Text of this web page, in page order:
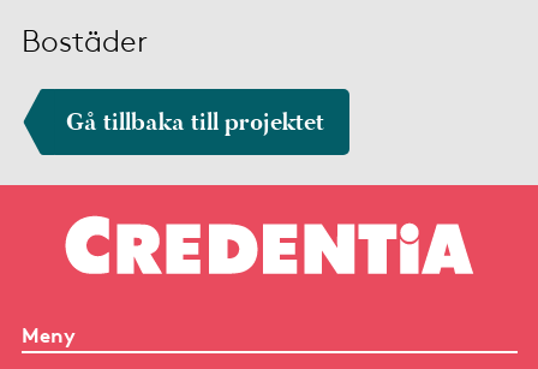
Bostäder
Gå tillbaka till projektet
Meny